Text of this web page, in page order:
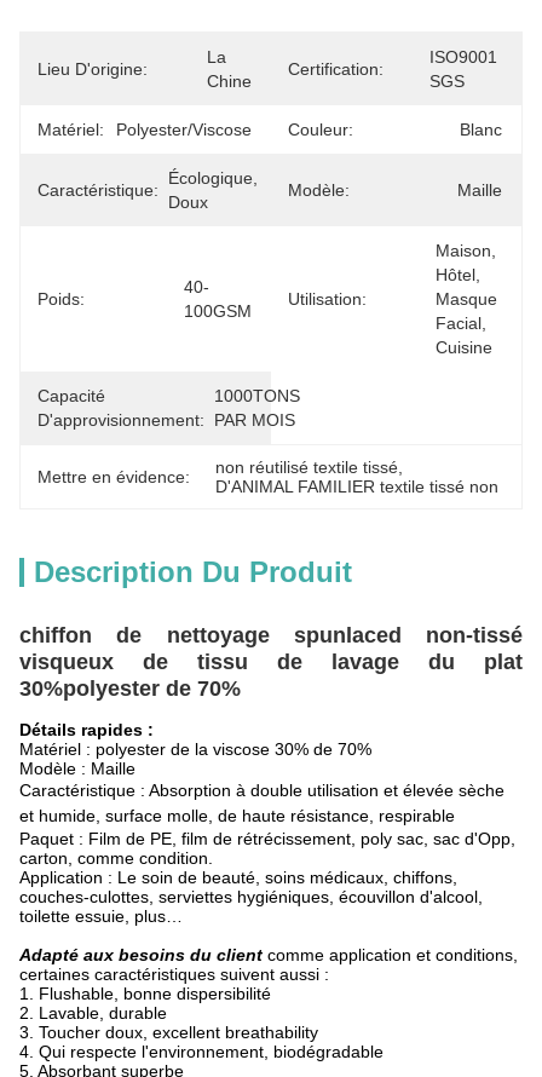
Lieu D'origine:
La
Chine
Certification:
ISO9001
SGS
Matériel: Polyester/viscose Couleur: Blanc
Caractéristique:
Écologique,
Doux
Modèle: Maille
Poids:
40-
100GSM
Utilisation:
Maison,
Hôtel,
Masque
Facial,
Cuisine
Capacité
D'approvisionnement:
1000TONS
PAR MOIS
Mettre en évidence: non réutilisé textile tissé
D'ANIMAL FAMILIER textile tissé non
Description Du Produit
chiffon de nettoyage spunlaced non-tissé
visqueux de tissu de lavage du plat
30%polyester de 70%
Détails rapides :
Matériel : polyester de la viscose 30% de 70%
Modèle : Maille
Caractéristique : Absorption à double utilisation et élevée sèche
et humide, surface molle, de haute résistance, respirable
Paquet : Film de PE, film de rétrécissement, poly sac, sac d'Opp,
carton, comme condition.
Application : Le soin de beauté, soins médicaux, chiffons,
couches-culottes, serviettes hygiéniques, écouvillon d'alcool,
toilette essuie, plus…
Adapté aux besoins du client comme application et conditions,
certaines caractéristiques suivent aussi :
1. Flushable, bonne dispersibilité
2. Lavable, durable
3. Toucher doux, excellent breathability
4. Qui respecte l'environnement, biodégradable
5. Absorbant superbe